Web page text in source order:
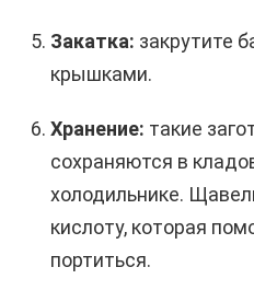
Закатка: закрутите
крышками.
Хранение: такие
сохраняются в
холодильнике.
кислоту, которая
портиться.